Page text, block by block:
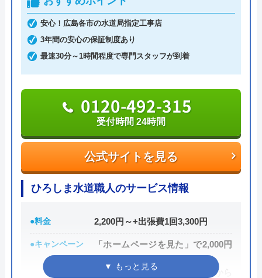
積もりをお願いしました。分かりやすく配管
Googleクチコミを見る
0120-003-528
受付時間 8:00～21:00
おたすけステーション365の基本情報
長谷川 祐貴
2000年 6月
愛知県一宮市千秋町町屋字宮浦6番地
対応エリア 23都道府県
安心！広島各市の水道局指定工事店
3年間の安心の保証制度あり
最速30分～1時間程度で専門スタッフが到着
公式サイトを見る
0120-492-315
受付時間 24時間
ひろしま水道職人のサービス情報
●料金 2,200円～+出張費1回3,300円
●キャンペーン
「ホームページを見た」で2,000円
OFF
新規限定シルバー割 作業料金から